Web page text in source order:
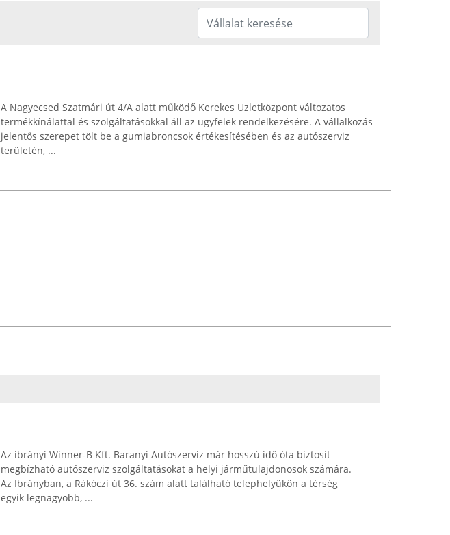
A Nagyecsed Szatmári út 4/A alatt működő Kerekes Üzletközpont változatos
termékkínálattal és szolgáltatásokkal áll az ügyfelek rendelkezésére. A vállalkozás
jelentős szerepet tölt be a gumiabroncsok értékesítésében és az autószerviz
területén, ...
Az ibrányi Winner-B Kft. Baranyi Autószerviz már hosszú idő óta biztosít
megbízható autószerviz szolgáltatásokat a helyi járműtulajdonosok számára.
Az Ibrányban, a Rákóczi út 36. szám alatt található telephelyükön a térség
egyik legnagyobb, ...